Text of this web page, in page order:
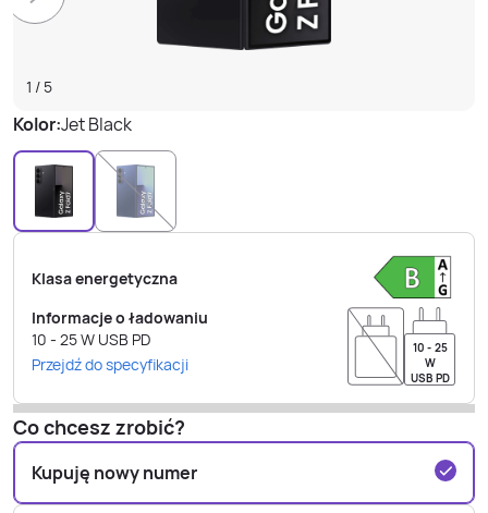
1 /5
Kolor:Jet Black
Klasa energetyczna
Informacje o ładowaniu
10 - 25W USB PD
Przejdź do specyfikacji
10 - 25
W
USB PD
Co chcesz zrobić?
Kupuję nowy numer